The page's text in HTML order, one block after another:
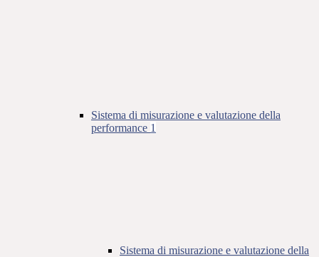
Sistema di misurazione e valutazione della
performance 1
Sistema di misurazione e valutazione della